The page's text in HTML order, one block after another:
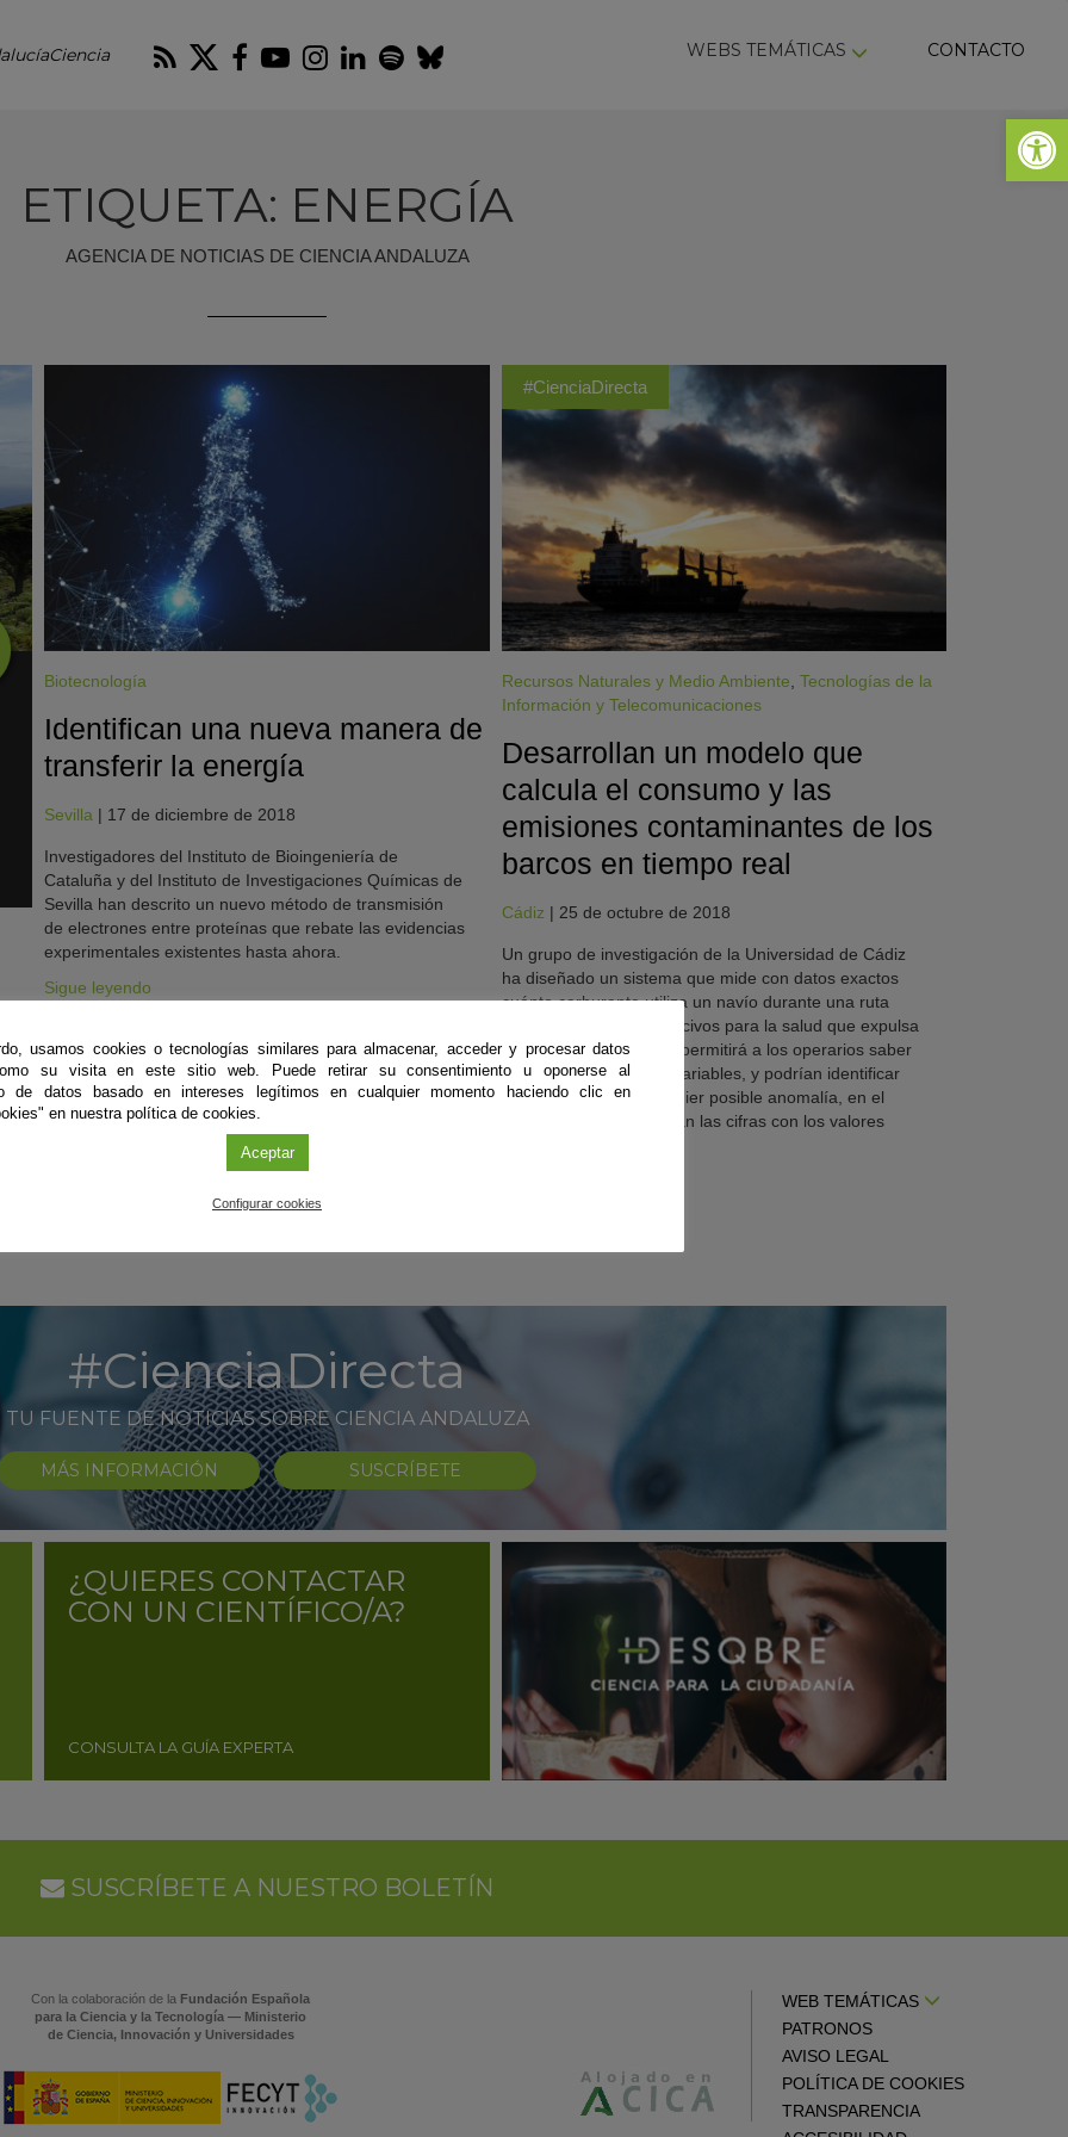
Abrir
RSS Twitter
Facebook
Youtube
Instagram
LinkedIn
Spotify
Bluesky WEBS TEMÁTICAS CONTACTO
ETIQUETA: ENERGÍA
AGENCIA DE NOTICIAS DE CIENCIA ANDALUZA
Biotecnología
Identifican una nueva manera de
transferir la energía
Sevilla | 17 de diciembre de 2018
Investigadores del Instituto de Bioingeniería de
Cataluña y del Instituto de Investigaciones Químicas de
Sevilla han descrito un nuevo método de transmisión
de electrones entre proteínas que rebate las evidencias
experimentales existentes hasta ahora.
Sigue leyendo
#CienciaDirecta
Recursos Naturales y Medio Ambiente Tecnologías de la
Información y Telecomunicaciones
Desarrollan un modelo que
calcula el consumo y las
emisiones contaminantes de los
barcos en tiempo real
Cádiz | 25 de octubre de 2018
Un grupo de investigación de la Universidad de Cádiz
ha diseñado un sistema que mide con datos exactos
cuánto carburante utiliza un navío durante una ruta
marítima y los gases nocivos para la salud que expulsa
a la atmósfera. La idea permitirá a los operarios saber
minuto a minuto estas variables, y podrían identificar
en tiempo récord cualquier posible anomalía, en el
caso de que no coincidan las cifras con los valores
#CienciaDirecta
TU FUENTE DE NOTICIAS SOBRE CIENCIA ANDALUZA
MÁS INFORMACIÓN SUSCRÍBETE
¿QUIERES CONTACTAR
CON UN CIENTÍFICO/A?
CONSULTA LA GUÍA EXPERTA
SUSCRÍBETE A NUESTRO BOLETÍN
Con la colaboración de la Fundación Española
para la Ciencia y la Tecnología — Ministerio
de Ciencia, Innovación y Universidades
WEB TEMÁTICAS
PATRONOS
AVISO LEGAL
POLÍTICA DE COOKIES
TRANSPARENCIA
usamos cookies o tecnologías similares para almacenar, acceder y procesar datos
su visita en este sitio web. Puede retirar su consentimiento u oponerse al
de datos basado en intereses legítimos en cualquier momento haciendo clic en
en nuestra política de cookies.
Aceptar
Configurar cookies